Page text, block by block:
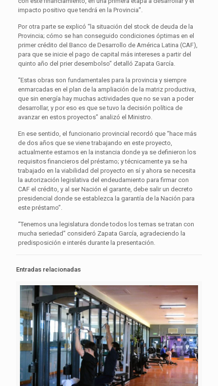
impacto positivo que tendrá en la Provincia”.
Por otra parte se explicó “la situación del stock de deuda de la
Provincia; cómo se han conseguido condiciones óptimas en el
primer crédito del Banco de Desarrollo de América Latina (CAF),
para que se inicie el pago de capital más intereses a partir del
quinto año del prier desembolso” detalló Zapata García.
“Estas obras son fundamentales para la provincia y siempre
enmarcadas en el plan de la ampliación de la matriz productiva,
que sin energía hay muchas actividades que no se van a poder
desarrollar, y por eso es que se tuvo la decisión política de
avanzar en estos proyectos” analizó el Ministro.
En ese sentido, el funcionario provincial recordó que “hace más
de dos años que se viene trabajando en este proyecto,
actualmente estamos en la instancia donde ya se definieron los
requisitos financieros del préstamo; y técnicamente ya se ha
trabajado en la viabilidad del proyecto en sí y ahora se necesita
la autorización legislativa del endeudamiento para firmar con
CAF el crédito, y al ser Nación el garante, debe salir un decreto
presidencial donde se establezca la garantía de la Nación para
este préstamo”.
“Tenemos una legislatura donde todos los temas se tratan con
mucha seriedad” consideró Zapata García, agradeciendo la
predisposición e interés durante la presentación.
Entradas relacionadas